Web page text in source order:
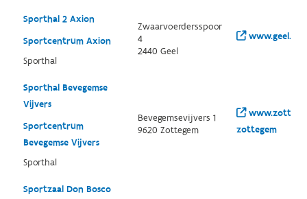
Sporthal 2 Axion
Sportcentrum Axion
Sporthal
Zwaarvoerdersspoor
4
2440 Geel
Sporthal Bevegemse
Vijvers
Sportcentrum
Bevegemse Vijvers
Sporthal
Bevegemsevijvers 1
9620 Zottegem
zottegem
Sportzaal Don Bosco